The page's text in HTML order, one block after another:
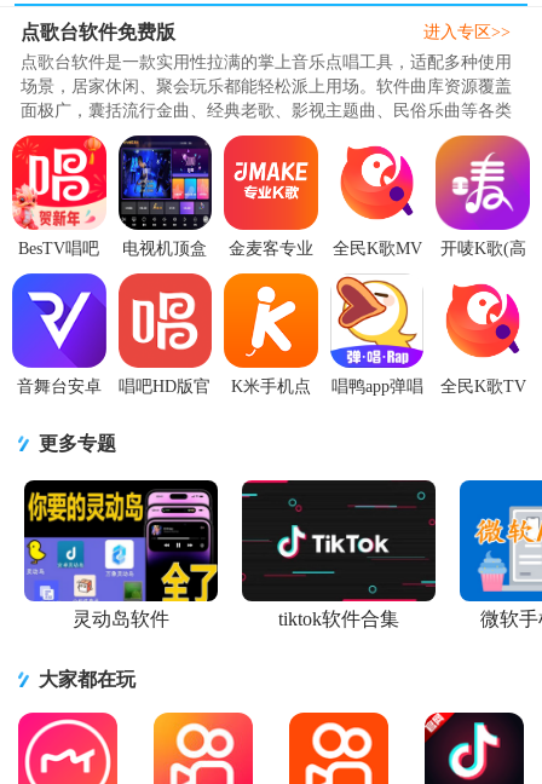
点歌台软件免费版
点歌台软件是一款实用性拉满的掌上音乐点唱工具，适配多种使用
场景，居家休闲、聚会玩乐都能轻松派上用场。软件曲库资源覆盖
面极广，囊括流行金曲、经典老歌、影视主题曲、民俗乐曲等各类
曲风曲目，无论什么风格的音..
进入专区>>
BesTV唱吧
tv版v2.1.8
安卓会员版
电视机顶盒
K歌软件
v5.01 安卓
免费版
金麦客专业
K歌tv免费版
v2.6.7.0免更
新版
全民K歌MV
版免费版
v5.9.0.1免费
登录版
开唛K歌(高
永久会员版
v2.1.72
音舞台安卓
新版
唱吧HD版官
K米手机点
唱鸭app弹唱
全民K歌TV
更多专题
灵动岛软件 tiktok软件合集 微软手
大家都在玩